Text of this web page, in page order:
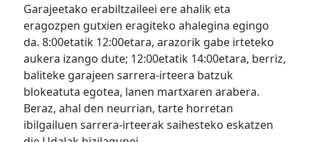
Garajeetako erabiltzaileei ere ahalik eta
eragozpen gutxien eragiteko ahalegina egingo
da. 8:00etatik 12:00etara, arazorik gabe irteteko
aukera izango dute; 12:00etatik 14:00etara, berriz,
baliteke garajeen sarrera-irteera batzuk
blokeatuta egotea, lanen martxaren arabera.
Beraz, ahal den neurrian, tarte horretan
ibilgailuen sarrera-irteerak saihesteko eskatzen